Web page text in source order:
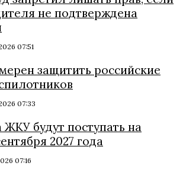
не подтверждена
07:51
защитить российские
07:33
ЖКУ будут поступать на
2027 года
07:16